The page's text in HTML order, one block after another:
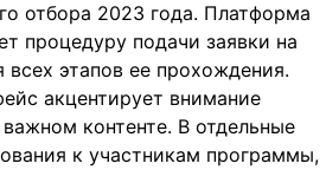
отбора 2023 года. Платформа
процедуру подачи заявки на
всех этапов ее прохождения.
акцентирует внимание
контенте. В отдельные
к участникам программы,